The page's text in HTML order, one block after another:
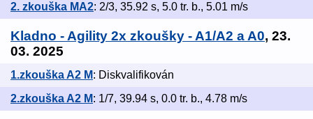
2. zkouška MA2: 2/3, 35.92 s, 5.0 tr. b., 5.01 m/s
Kladno - Agility 2x zkoušky - A1/A2 a A0, 23.
03. 2025
1.zkouška A2 M: Diskvalifikován
2.zkouška A2 M: 1/7, 39.94 s, 0.0 tr. b., 4.78 m/s